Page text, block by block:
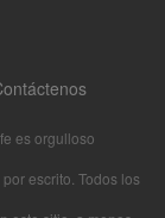
1:06
1:05
es orgulloso
escrito. Todos los